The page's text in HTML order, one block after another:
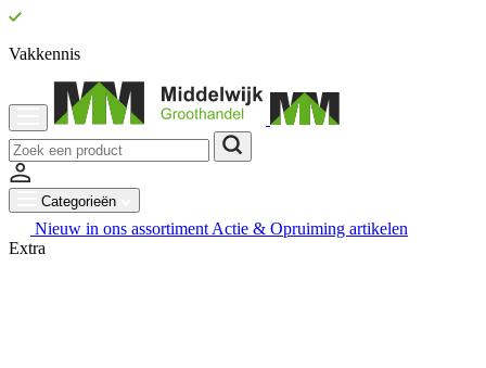
Vakkennis
Categorieën
Nieuw in ons assortiment Actie & Opruiming artikelen
Extra